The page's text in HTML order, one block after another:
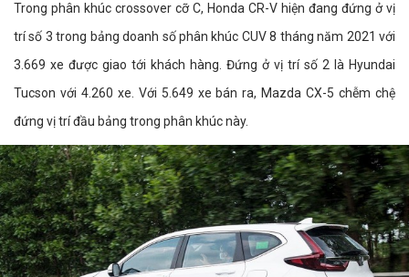
Trong phân khúc crossover cỡ C, Honda CR-V hiện đang đứng ở vị
trí số 3 trong bảng doanh số phân khúc CUV 8 tháng năm 2021 với
3.669 xe được giao tới khách hàng. Đứng ở vị trí số 2 là Hyundai
Tucson với 4.260 xe. Với 5.649 xe bán ra, Mazda CX-5 chễm chệ
đứng vị trí đầu bảng trong phân khúc này.